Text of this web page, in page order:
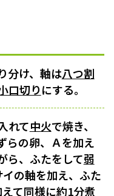
分け、軸は八つ割
口切りにする。
れて中火で焼き、
らの卵、Ａを加え
ら、ふたをして弱
の軸を加え、ふた
て同様に約1分煮